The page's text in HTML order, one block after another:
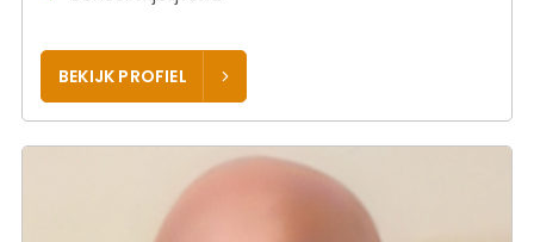
BEKIJK PROFIEL